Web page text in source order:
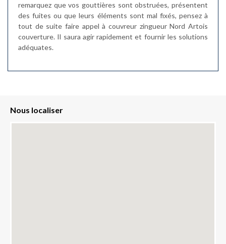
remarquez que vos gouttières sont obstruées, présentent
des fuites ou que leurs éléments sont mal fixés, pensez à
tout de suite faire appel à couvreur zingueur Nord Artois
couverture. Il saura agir rapidement et fournir les solutions
adéquates.
Nous localiser